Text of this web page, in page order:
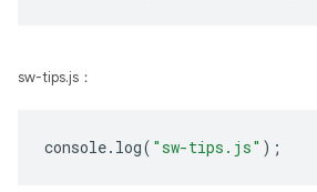
sw-tips.js：
console. log( "sw-tips.js" );